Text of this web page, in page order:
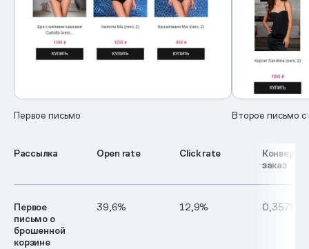
Первое письмо Второе письмо
Рассылка Open rate Click rate
заказ
Первое
письмо о
брошенной
корзине
39,6% 12,9% 0,357%